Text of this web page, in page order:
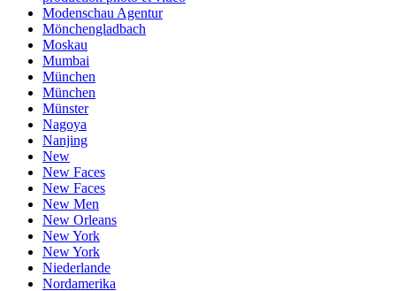
Modenschau Agentur
Mönchengladbach
Moskau
Mumbai
München
München
Münster
Nagoya
Nanjing
New
New Faces
New Faces
New Men
New Orleans
New York
New York
Niederlande
Nordamerika